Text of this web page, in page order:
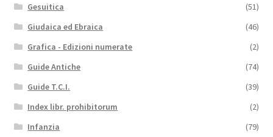
Gesuitica
(51)
Giudaica ed Ebraica
(46)
Grafica - Edizioni numerate
(2)
Guide Antiche
(74)
Guide T.C.I.
(39)
Index libr. prohibitorum
(2)
Infanzia
(79)